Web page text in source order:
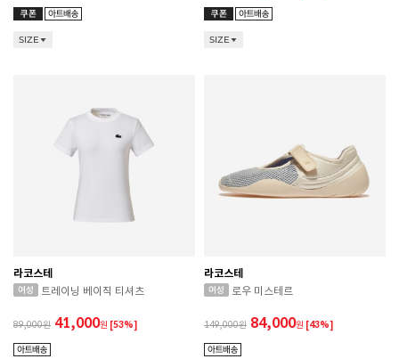
SIZE SIZE
라코스테
트레이닝 베이직 티셔츠
89,000 41,000원 [53%]
라코스테
로우 미스테르
149,000 84,000원 [43%]